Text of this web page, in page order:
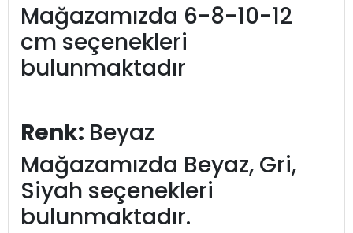
Mağazamızda 6-8-10-12
cm seçenekleri
bulunmaktadır
Renk: Beyaz
Mağazamızda Beyaz, Gri,
Siyah seçenekleri
bulunmaktadır.